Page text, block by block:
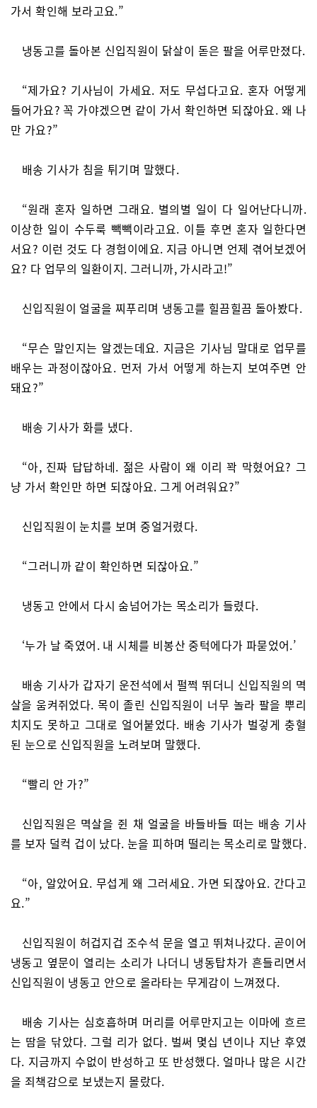
가서 확인해 보라고요.”
냉동고를 돌아본 신입직원이 닭살이 돋은 팔을 어루만졌다.
“제가요? 기사님이 가세요. 저도 무섭다고요. 혼자 어떻게
들어가요? 꼭 가야겠으면 같이 가서 확인하면 되잖아요. 왜 나
만 가요?”
배송 기사가 침을 튀기며 말했다.
“원래 혼자 일하면 그래요. 별의별 일이 다 일어난다니까.
이상한 일이 수두룩 빽빽이라고요. 이틀 후면 혼자 일한다면
서요? 이런 것도 다 경험이에요. 지금 아니면 언제 겪어보겠어
요? 다 업무의 일환이지. 그러니까, 가시라고!”
신입직원이 얼굴을 찌푸리며 냉동고를 힐끔힐끔 돌아봤다.
“무슨 말인지는 알겠는데요. 지금은 기사님 말대로 업무를
배우는 과정이잖아요. 먼저 가서 어떻게 하는지 보여주면 안
돼요?”
배송 기사가 화를 냈다.
“아, 진짜 답답하네. 젊은 사람이 왜 이리 꽉 막혔어요? 그
냥 가서 확인만 하면 되잖아요. 그게 어려워요?”
신입직원이 눈치를 보며 중얼거렸다.
“그러니까 같이 확인하면 되잖아요.”
냉동고 안에서 다시 숨넘어가는 목소리가 들렸다.
‘누가 날 죽였어. 내 시체를 비봉산 중턱에다가 파묻었어.’
배송 기사가 갑자기 운전석에서 펄쩍 뛰더니 신입직원의 멱
살을 움켜쥐었다. 목이 졸린 신입직원이 너무 놀라 팔을 뿌리
치지도 못하고 그대로 얼어붙었다. 배송 기사가 벌겋게 충혈
된 눈으로 신입직원을 노려보며 말했다.
“빨리 안 가?”
신입직원은 멱살을 쥔 채 얼굴을 바들바들 떠는 배송 기사
를 보자 덜컥 겁이 났다. 눈을 피하며 떨리는 목소리로 말했다.
“아, 알았어요. 무섭게 왜 그러세요. 가면 되잖아요. 간다고
요.”
신입직원이 허겁지겁 조수석 문을 열고 뛰쳐나갔다. 곧이어
냉동고 옆문이 열리는 소리가 나더니 냉동탑차가 흔들리면서
신입직원이 냉동고 안으로 올라타는 무게감이 느껴졌다.
배송 기사는 심호흡하며 머리를 어루만지고는 이마에 흐르
는 땀을 닦았다. 그럴 리가 없다. 벌써 몇십 년이나 지난 후였
다. 지금까지 수없이 반성하고 또 반성했다. 얼마나 많은 시간
을 죄책감으로 보냈는지 몰랐다.